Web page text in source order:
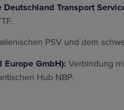
Transport
PSV und dem
Europe GmbH): Verbindung
Hub NBP.